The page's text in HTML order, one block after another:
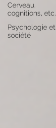
Cerveau,
cognitions, etc.
Psychologie et
société